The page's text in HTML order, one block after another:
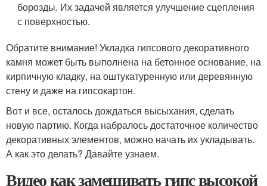
борозды. Их задачей является улучшение сцепления
с поверхностью.
Обратите внимание! Укладка гипсового декоративного
камня может быть выполнена на бетонное основание, на
кирпичную кладку, на оштукатуренную или деревянную
стену и даже на гипсокартон.
Вот и все, осталось дождаться высыхания, сделать
новую партию. Когда набралось достаточное количество
декоративных элементов, можно начать их укладывать.
А как это делать? Давайте узнаем.
Видео как замешивать гипс высокой